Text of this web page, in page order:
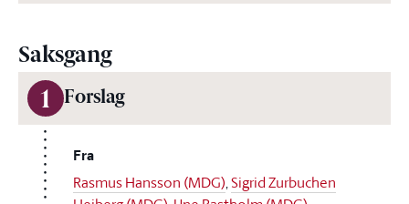
Saksgang
1 Forslag
Fra
Rasmus Hansson (MDG),Sigrid Zurbuchen